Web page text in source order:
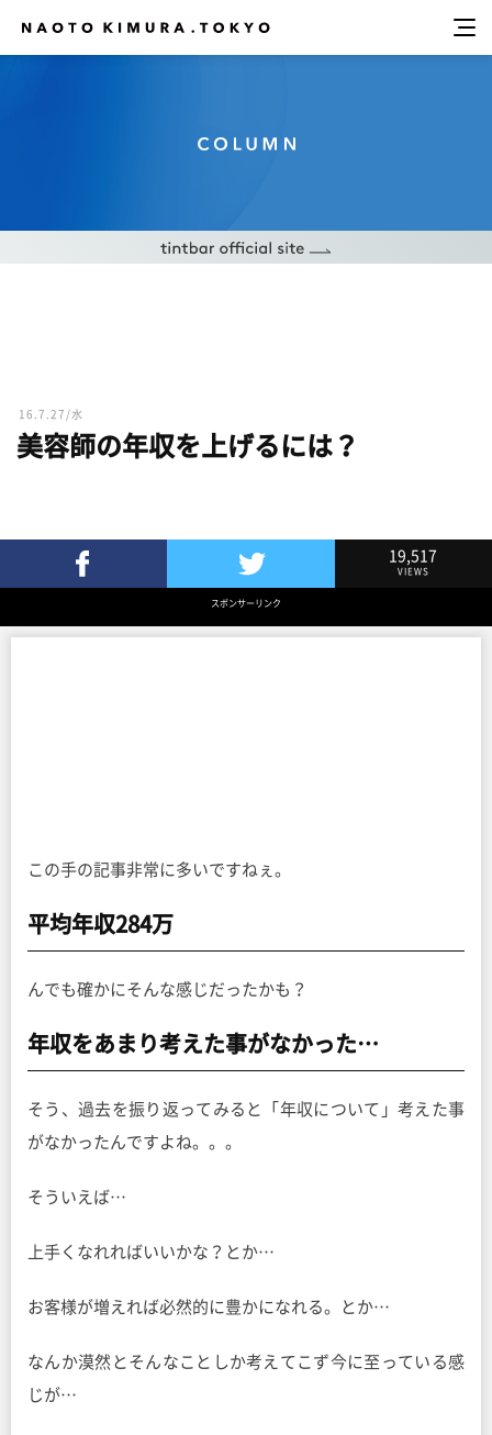
16.7.27/水
美容師の年収を上げるには？
Twitterでツイート
19,517
VIEWS
スポンサーリンク
この手の記事非常に多いですねぇ。
平均年収284万
んでも確かにそんな感じだったかも？
年収をあまり考えた事がなかった…
そう、過去を振り返ってみると「年収について」考えた事
がなかったんですよね。。。
そういえば…
上手くなれればいいかな？とか…
お客様が増えれば必然的に豊かになれる。とか…
なんか漠然とそんなことしか考えてこず今に至っている感
じが…